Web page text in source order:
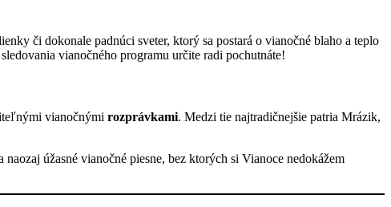
či dokonale padnúci sveter, ktorý sa postará o vianočné blaho a teplo
vianočného programu určite radi pochutnáte!
vianočnými rozprávkami. Medzi tie najtradičnejšie patria Mrázik,
úžasné vianočné piesne, bez ktorých si Vianoce nedokážem